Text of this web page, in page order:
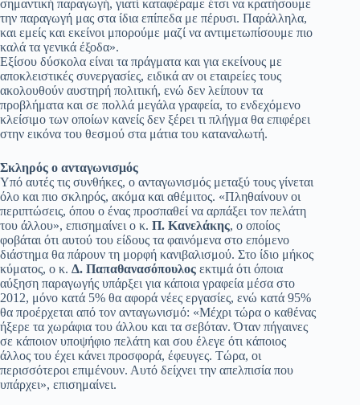
σημαντική παραγωγή, γιατί καταφέραμε έτσι να κρατήσουμε
την παραγωγή μας στα ίδια επίπεδα με πέρυσι. Παράλληλα,
και εμείς και εκείνοι μπορούμε μαζί να αντιμετωπίσουμε πιο
καλά τα γενικά έξοδα».
Εξίσου δύσκολα είναι τα πράγματα και για εκείνους με
αποκλειστικές συνεργασίες, ειδικά αν οι εταιρείες τους
ακολουθούν αυστηρή πολιτική, ενώ δεν λείπουν τα
προβλήματα και σε πολλά μεγάλα γραφεία, το ενδεχόμενο
κλείσιμο των οποίων κανείς δεν ξέρει τι πλήγμα θα επιφέρει
στην εικόνα του θεσμού στα μάτια του καταναλωτή.
Σκληρός ο ανταγωνισμός
Υπό αυτές τις συνθήκες, ο ανταγωνισμός μεταξύ τους γίνεται
όλο και πιο σκληρός, ακόμα και αθέμιτος. «Πληθαίνουν οι
περιπτώσεις, όπου ο ένας προσπαθεί να αρπάξει τον πελάτη
του άλλου», επισημαίνει ο κ. Π. Κανελάκης, ο οποίος
φοβάται ότι αυτού του είδους τα φαινόμενα στο επόμενο
διάστημα θα πάρουν τη μορφή κανιβαλισμού. Στο ίδιο μήκος
κύματος, ο κ. Δ. Παπαθανασόπουλος εκτιμά ότι όποια
αύξηση παραγωγής υπάρξει για κάποια γραφεία μέσα στο
2012, μόνο κατά 5% θα αφορά νέες εργασίες, ενώ κατά 95%
θα προέρχεται από τον ανταγωνισμό: «Μέχρι τώρα ο καθένας
ήξερε τα χωράφια του άλλου και τα σεβόταν. Όταν πήγαινες
σε κάποιον υποψήφιο πελάτη και σου έλεγε ότι κάποιος
άλλος του έχει κάνει προσφορά, έφευγες. Τώρα, οι
περισσότεροι επιμένουν. Αυτό δείχνει την απελπισία που
υπάρχει», επισημαίνει.